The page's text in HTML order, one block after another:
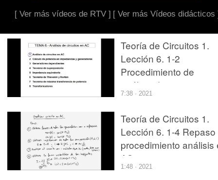
[ Ver más vídeos de RTV ] [ Ver más Vídeos didácticos
Teoría de Circuitos 1.
Lección 6. 1-2
Procedimiento de
análisis de circuitos en
AC
7:38 · 2021
Teoría de Circuitos 1.
Lección 6. 1-4 Repaso
procedimiento análisis
AC
1:48 · 2021